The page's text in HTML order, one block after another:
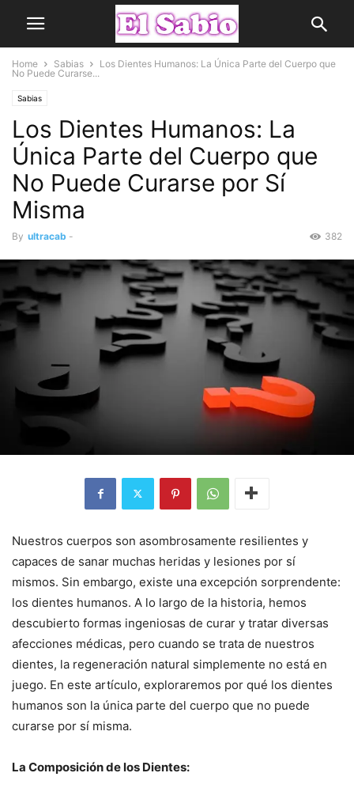
Home Sabias
Los Dientes Humanos: La Única Parte del Cuerpo que
No Puede Curarse...
Sabias
Los Dientes Humanos: La
Única Parte del Cuerpo que
No Puede Curarse por Sí
Misma
By ultracab - 382
Nuestros cuerpos son asombrosamente resilientes y
capaces de sanar muchas heridas y lesiones por sí
mismos. Sin embargo, existe una excepción sorprendente:
los dientes humanos. A lo largo de la historia, hemos
descubierto formas ingeniosas de curar y tratar diversas
afecciones médicas, pero cuando se trata de nuestros
dientes, la regeneración natural simplemente no está en
juego. En este artículo, exploraremos por qué los dientes
humanos son la única parte del cuerpo que no puede
curarse por sí misma.
La Composición de los Dientes: